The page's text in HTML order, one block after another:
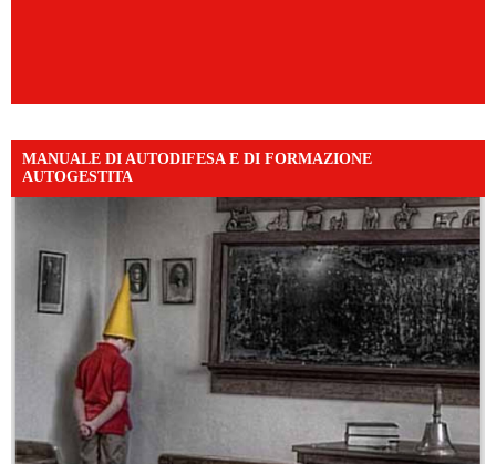
MANUALE DI AUTODIFESA E DI FORMAZIONE
AUTOGESTITA